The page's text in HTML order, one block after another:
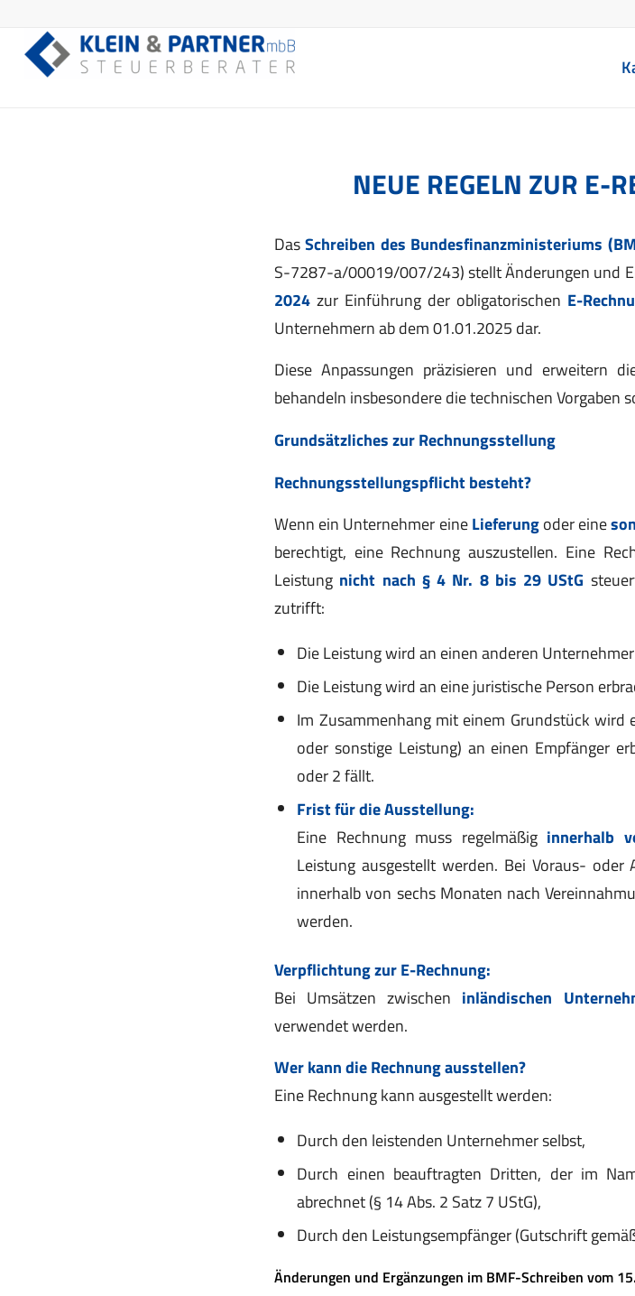
NEUE REGELN ZUR E-
DasSchreiben des Bundesfinanzministeriums
S-7287-a/00019/007/243) stellt Änderungen und
2024 zur Einführung der obligatorischen E-
Unternehmern ab dem 01.01.2025 dar.
Diese Anpassungen präzisieren und erweitern
behandeln insbesondere die technischen Vorgaben
Grundsätzliches zur Rechnungsstellung
Rechnungsstellungspflicht besteht?
Wenn ein Unternehmer eineLieferungoder eine
berechtigt, eine Rechnung auszustellen. Eine
Leistung nicht nach § 4 Nr. 8 bis 29 UStG
zutrifft:
Die Leistung wird an einen anderen
Die Leistung wird an eine juristische Person
Im Zusammenhang mit einem Grundstück
oder sonstige Leistung) an einen Empfänger
oder 2 fällt.
Frist für die Ausstellung:
Eine Rechnung muss regelmäßig innerhalb
Leistung ausgestellt werden. Bei Voraus- oder
innerhalb von sechs Monaten nach
werden.
Verpflichtung zur E-Rechnung:
Bei Umsätzen zwischen inländischen
verwendet werden.
Wer kann die Rechnung ausstellen?
Eine Rechnung kann ausgestellt werden:
Durch den leistenden Unternehmer selbst,
Durch einen beauftragten Dritten, der im
abrechnet (§ 14 Abs. 2 Satz 7 UStG),
Durch den Leistungsempfänger (Gutschrift
Änderungen und Ergänzungen im BMF-Schreiben vom